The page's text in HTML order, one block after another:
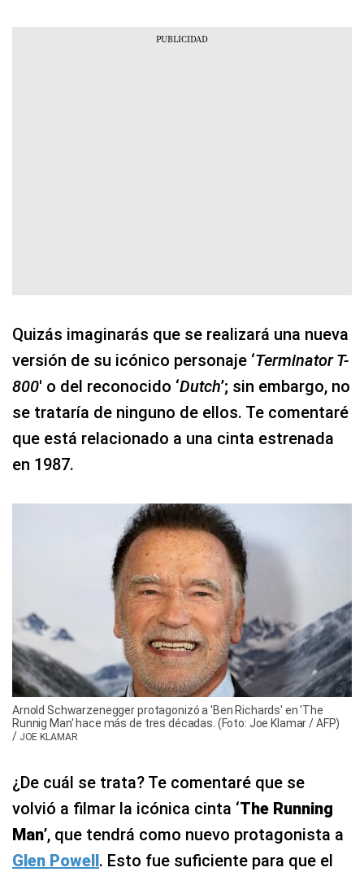
Quizás imaginarás que se realizará una nueva
versión de su icónico personaje ‘Terminator T-
800′ o del reconocido ‘Dutch’; sin embargo, no
se trataría de ninguno de ellos. Te comentaré
que está relacionado a una cinta estrenada
en 1987.
Arnold Schwarzenegger protagonizó a 'Ben Richards' en 'The
Runnig Man' hace más de tres décadas. (Foto: Joe Klamar / AFP)
/ JOE KLAMAR
¿De cuál se trata? Te comentaré que se
volvió a filmar la icónica cinta ‘The Running
Man’, que tendrá como nuevo protagonista a
Glen Powell. Esto fue suficiente para que el